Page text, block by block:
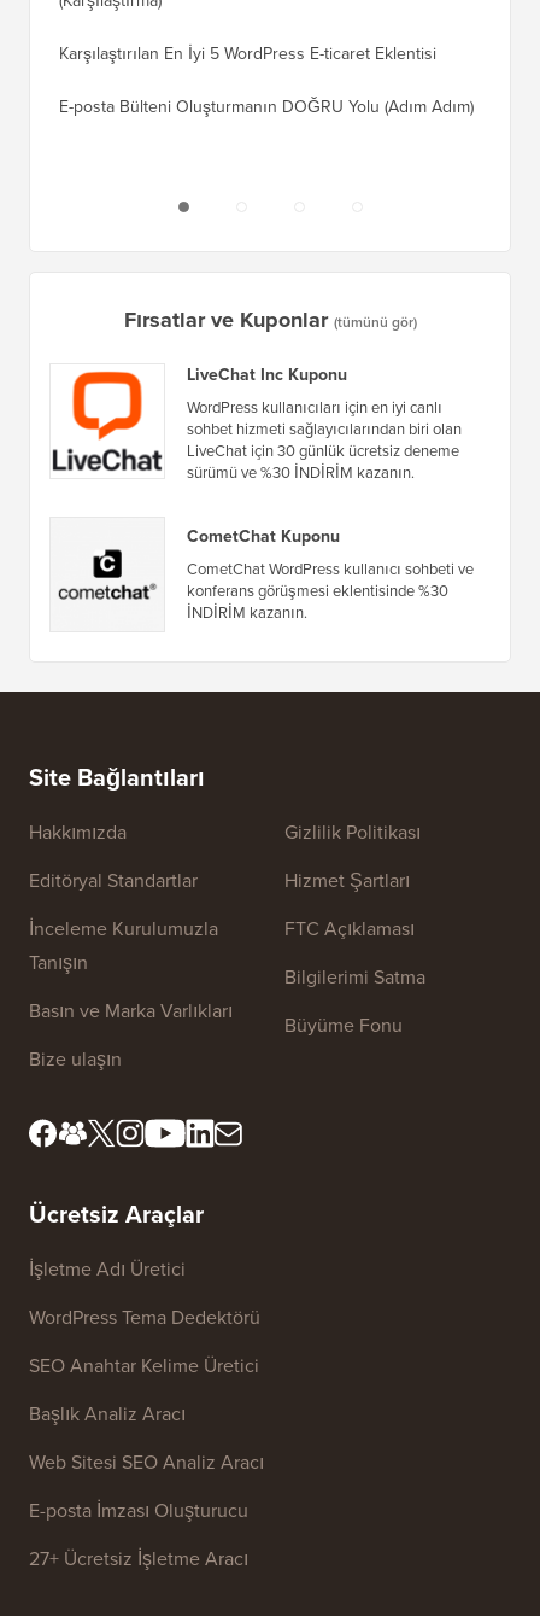
Karşılaştırılan En İyi 5 WordPress E-ticaret Eklentisi
E-posta Bülteni Oluşturmanın DOĞRU Yolu (Adım Adım)
Fırsatlar ve Kuponlar (tümünü gör)
LiveChat Inc Kuponu
WordPress kullanıcıları için en iyi canlı
sohbet hizmeti sağlayıcılarından biri olan
LiveChat için 30 günlük ücretsiz deneme
sürümü ve %30 İNDİRİM kazanın.
CometChat Kuponu
CometChat WordPress kullanıcı sohbeti ve
konferans görüşmesi eklentisinde %30
İNDİRİM kazanın.
Site Bağlantıları
Hakkımızda
Editöryal Standartlar
İnceleme Kurulumuzla
Tanışın
Basın ve Marka Varlıkları
Bize ulaşın
Gizlilik Politikası
Hizmet Şartları
FTC Açıklaması
Bilgilerimi Satma
Büyüme Fonu
Ücretsiz Araçlar
İşletme Adı Üretici
WordPress Tema Dedektörü
SEO Anahtar Kelime Üretici
Başlık Analiz Aracı
Web Sitesi SEO Analiz Aracı
E-posta İmzası Oluşturucu
27+ Ücretsiz İşletme Aracı